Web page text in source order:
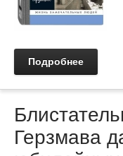
Подробнее
Герзмава